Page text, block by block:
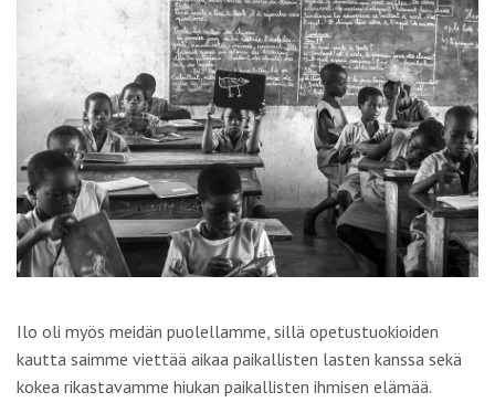
Ilo oli myös meidän puolellamme, sillä opetustuokioiden
kautta saimme viettää aikaa paikallisten lasten kanssa sekä
kokea rikastavamme hiukan paikallisten ihmisen elämää.